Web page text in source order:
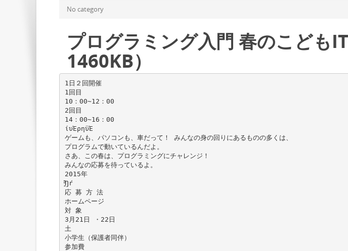
No category
プログラミング入門 春のこども
1460KB）
1日２回開催
1回目
10：00∼12：00
2回目
14：00∼16：00
ίυΈρηϋΈ
ゲームも、パソコンも、車だって！ みんなの身の回りにあるものの多くは、
プログラムで動いているんだよ。
さあ、この春は、プログラミングにチャレンジ！
みんなの応募を待っているよ。
2015年
̩̱ͣ͂Ŋŕ
応 募 方 法
ホームページ
対 象
3月21日 ・22日
土
小学生（保護者同伴）
参加費